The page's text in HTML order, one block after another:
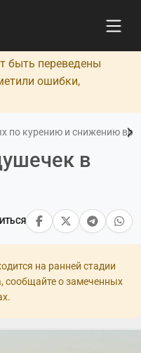
быть переведены
ошибки,
по курению и снижению
в
на ранней стадии
сообщайте о замеченных